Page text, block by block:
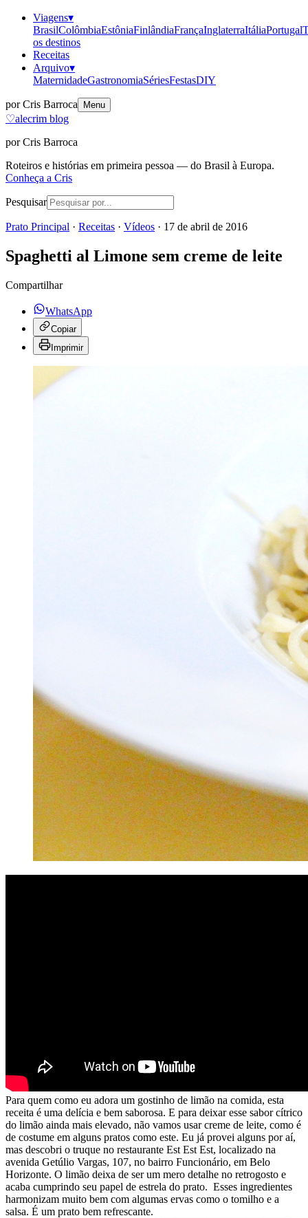
Viagens▾
BrasilColômbiaEstôniaFinlândiaFrançaInglaterraItáliaPortugal
os destinos
Receitas
Arquivo▾
MaternidadeGastronomiaSériesFestasDIY
por Cris Barroca Menu
♡alecrim blog
por Cris Barroca
Roteiros e histórias em primeira pessoa — do Brasil à Europa.
Conheça a Cris
Pesquisar
Prato Principal · Receitas · Vídeos · 17 de abril de 2016
Spaghetti al Limone sem creme de leite
Compartilhar
WhatsApp
Copiar
Imprimir
Para quem como eu adora um gostinho de limão na comida, esta
receita é uma delícia e bem saborosa. E para deixar esse sabor cítrico
do limão ainda mais elevado, não vamos usar creme de leite, como é
de costume em alguns pratos como este. Eu já provei alguns por aí,
mas descobri o truque no restaurante Est Est Est, localizado na
avenida Getúlio Vargas, 107, no bairro Funcionário, em Belo
Horizonte. O limão deixa de ser um mero detalhe no retrogosto e
acaba cumprindo seu papel de estrela do prato. Esses ingredientes
harmonizam muito bem com algumas ervas como o tomilho e a
salsa. É um prato bem refrescante.